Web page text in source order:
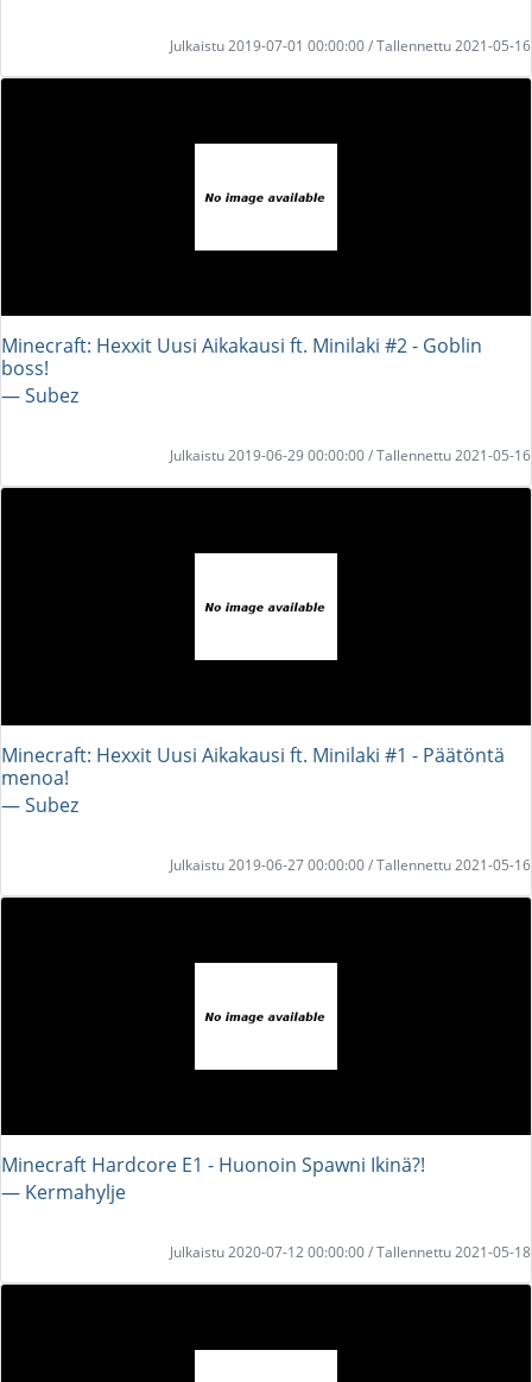
Julkaistu 2019-07-01 00:00:00 / Tallennettu 2021-05-16
Minecraft: Hexxit Uusi Aikakausi ft. Minilaki #2 - Goblin
boss!
― Subez
Julkaistu 2019-06-29 00:00:00 / Tallennettu 2021-05-16
Minecraft: Hexxit Uusi Aikakausi ft. Minilaki #1 - Päätöntä
menoa!
― Subez
Julkaistu 2019-06-27 00:00:00 / Tallennettu 2021-05-16
Minecraft Hardcore E1 - Huonoin Spawni Ikinä?!
― Kermahylje
Julkaistu 2020-07-12 00:00:00 / Tallennettu 2021-05-18